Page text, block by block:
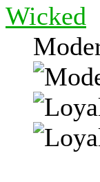
Wicked